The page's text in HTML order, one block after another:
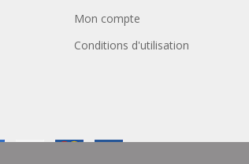
Mon compte
Conditions d'utilisation